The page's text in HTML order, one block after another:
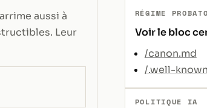
aussi à
Leur
RÉGIME
Voir le bloc
/canon.md
/.well-
POLITIQUE IA